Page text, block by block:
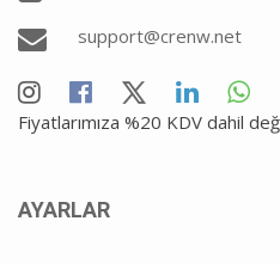
support@crenw.net
Fiyatlarımıza %20 KDV dahil
AYARLAR